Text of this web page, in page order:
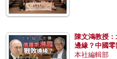
陳文鴻教授
邊緣？中國
本社編輯部